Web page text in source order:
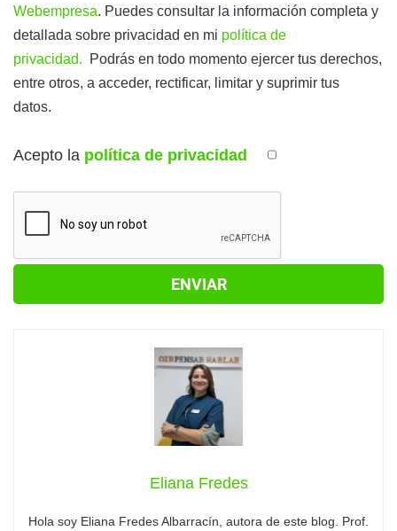
Webempresa. Puedes consultar la información completa y
detallada sobre privacidad en mi política de
privacidad. Podrás en todo momento ejercer tus derechos,
entre otros, a acceder, rectificar, limitar y suprimir tus
datos.
Acepto la política de privacidad
Eliana Fredes
Hola soy Eliana Fredes Albarracín, autora de este blog. Prof.